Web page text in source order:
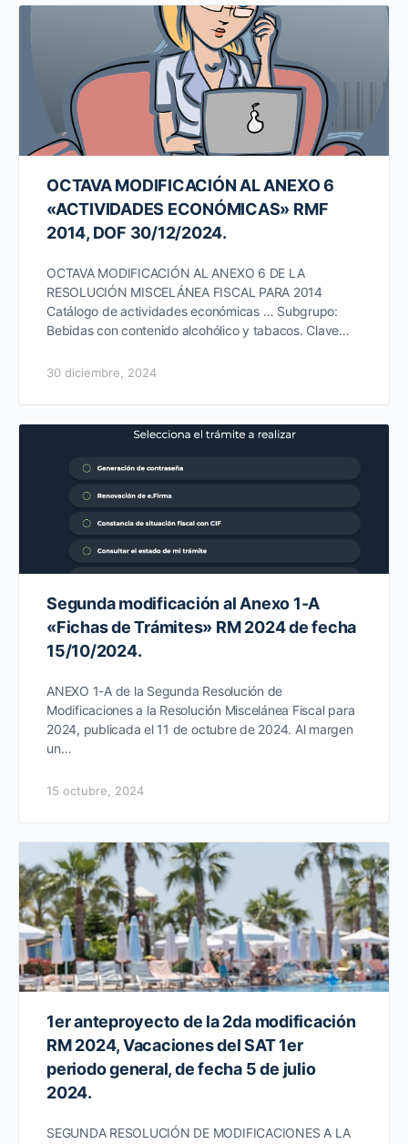
OCTAVA MODIFICACIÓN AL ANEXO 6
«ACTIVIDADES ECONÓMICAS» RMF
2014, DOF 30/12/2024.
OCTAVA MODIFICACIÓN AL ANEXO 6 DE LA
RESOLUCIÓN MISCELÁNEA FISCAL PARA 2014
Catálogo de actividades económicas … Subgrupo:
Bebidas con contenido alcohólico y tabacos. Clave…
30 diciembre, 2024
Segunda modificación al Anexo 1-A
«Fichas de Trámites» RM 2024 de fecha
15/10/2024.
ANEXO 1-A de la Segunda Resolución de
Modificaciones a la Resolución Miscelánea Fiscal para
2024, publicada el 11 de octubre de 2024. Al margen
un…
15 octubre, 2024
1er anteproyecto de la 2da modificación
RM 2024, Vacaciones del SAT 1er
periodo general, de fecha 5 de julio
2024.
SEGUNDA RESOLUCIÓN DE MODIFICACIONES A LA